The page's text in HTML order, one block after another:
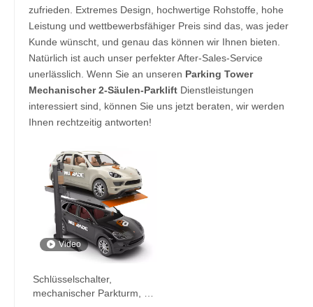
zufrieden. Extremes Design, hochwertige Rohstoffe, hohe
Leistung und wettbewerbsfähiger Preis sind das, was jeder
Kunde wünscht, und genau das können wir Ihnen bieten.
Natürlich ist auch unser perfekter After-Sales-Service
unerlässlich. Wenn Sie an unseren Parking Tower
Mechanischer 2-Säulen-Parklift Dienstleistungen
interessiert sind, können Sie uns jetzt beraten, wir werden
Ihnen rechtzeitig antworten!
Video
Schlüsselschalter,
mechanischer Parkturm, 2-